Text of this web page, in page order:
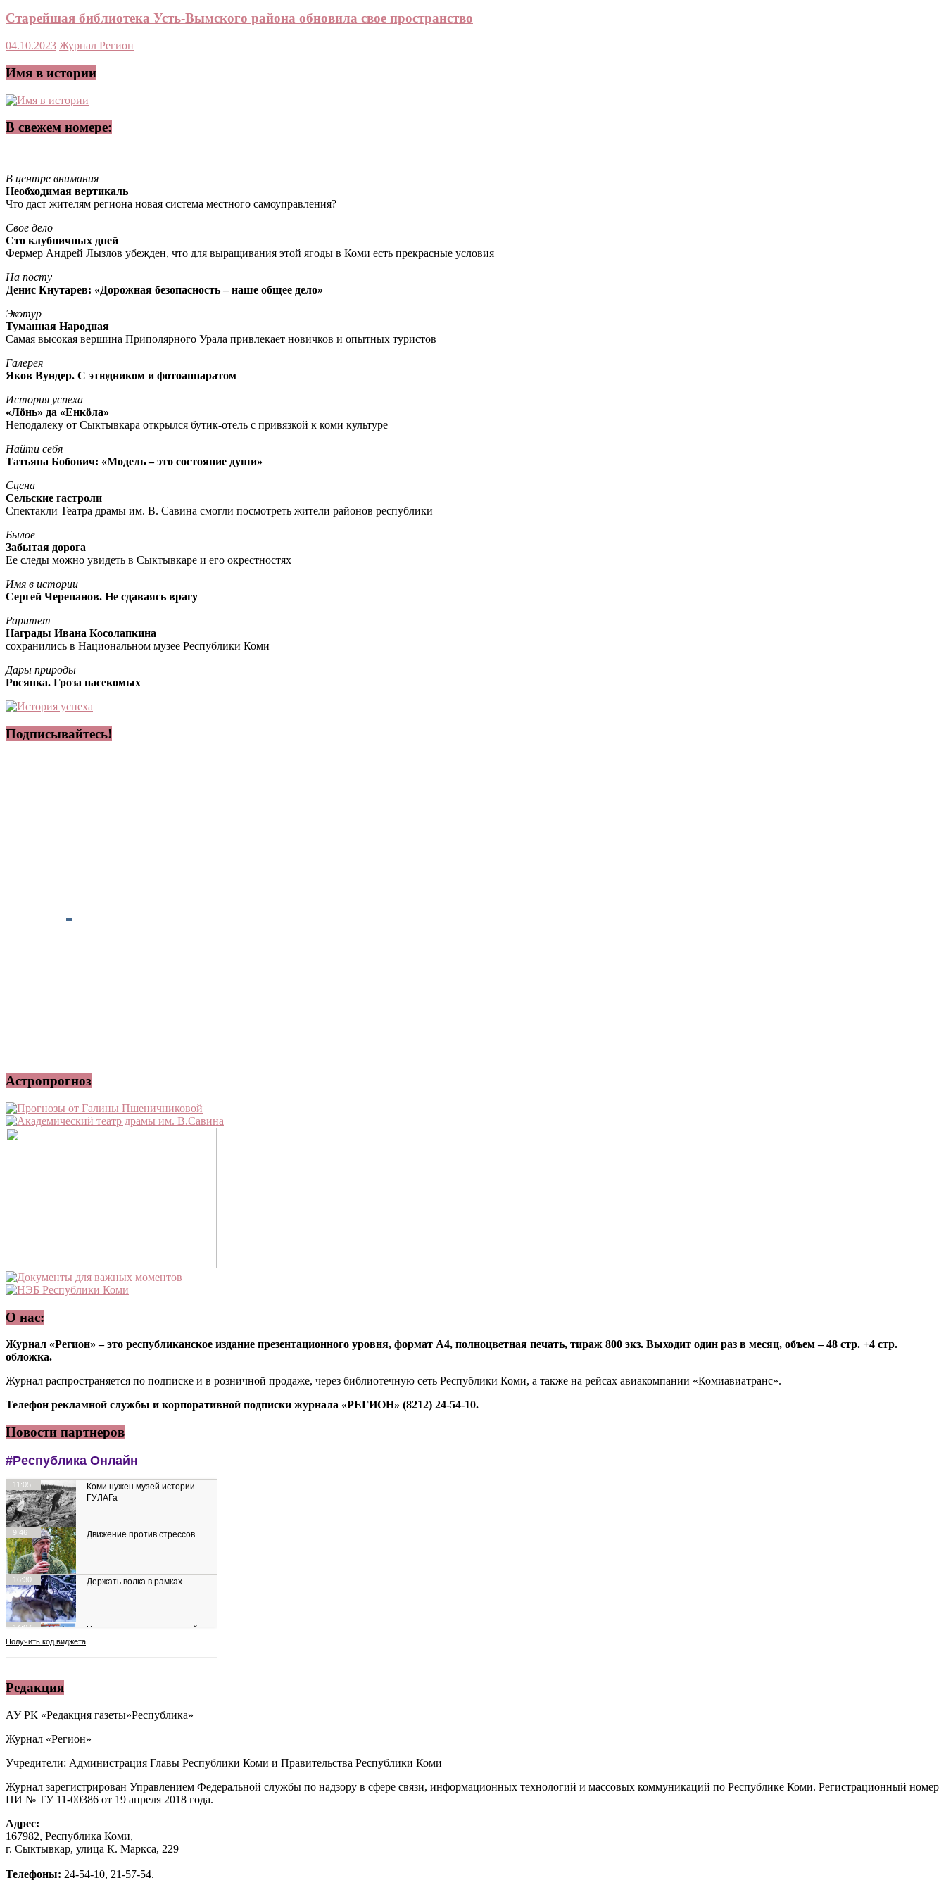
Старейшая библиотека Усть-Вымского района обновила свое пространство
04.10.2023 Журнал Регион
Имя в истории
В свежем номере:
В центре внимания
Необходимая вертикаль
Что даст жителям региона новая система местного самоуправления?
Свое дело
Сто клубничных дней
Фермер Андрей Лызлов убежден, что для выращивания этой ягоды в Коми есть прекрасные условия
На посту
Денис Кнутарев: «Дорожная безопасность – наше общее дело»
Экотур
Туманная Народная
Самая высокая вершина Приполярного Урала привлекает новичков и опытных туристов
Галерея
Яков Вундер. С этюдником и фотоаппаратом
История успеха
«Лöнь» да «Енкöла»
Неподалеку от Сыктывкара открылся бутик-отель с привязкой к коми культуре
Найти себя
Татьяна Бобович: «Модель – это состояние души»
Сцена
Сельские гастроли
Спектакли Театра драмы им. В. Савина смогли посмотреть жители районов республики
Былое
Забытая дорога
Ее следы можно увидеть в Сыктывкаре и его окрестностях
Имя в истории
Сергей Черепанов. Не сдаваясь врагу
Раритет
Награды Ивана Косолапкина
сохранились в Национальном музее Республики Коми
Дары природы
Росянка. Гроза насекомых
Подписывайтесь!
Астропрогноз
О нас:
Журнал «Регион» – это республиканское издание презентационного уровня, формат А4, полноцветная печать, тираж 800 экз. Выходит один раз в месяц, объем – 48 стр. +4 стр.
обложка.
Журнал распространяется по подписке и в розничной продаже, через библиотечную сеть Республики Коми, а также на рейсах авиакомпании «Комиавиатранс».
Телефон рекламной службы и корпоративной подписки журнала «РЕГИОН» (8212) 24-54-10.
Новости партнеров
Редакция
АУ РК «Редакция газеты»Республика»
Журнал «Регион»
Учредители: Администрация Главы Республики Коми и Правительства Республики Коми
Журнал зарегистрирован Управлением Федеральной службы по надзору в сфере связи, информационных технологий и массовых коммуникаций по Республике Коми. Регистрационный номер
ПИ № ТУ 11-00386 от 19 апреля 2018 года.
Адрес:
167982, Республика Коми,
г. Сыктывкар, улица К. Маркса, 229
Телефоны: 24-54-10, 21-57-54.